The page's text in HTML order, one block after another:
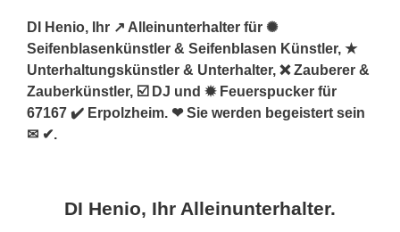
DI Henio, Ihr ↗️ Alleinunterhalter für ✺
Seifenblasenkünstler & Seifenblasen Künstler, ★
Unterhaltungskünstler & Unterhalter, ❌ Zauberer &
Zauberkünstler, ☑️ DJ und ✹ Feuerspucker für
67167 ✔️ Erpolzheim. ❤ Sie werden begeistert sein
✉ ✔.
DI Henio, Ihr Alleinunterhalter.